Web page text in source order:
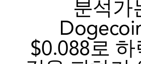
분석가
$0.088로